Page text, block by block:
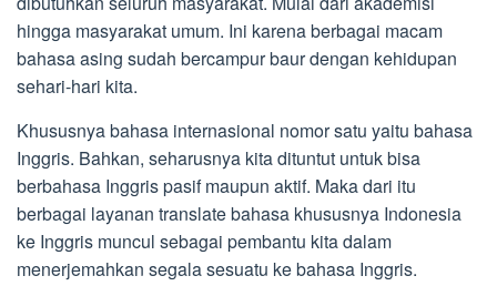
hingga masyarakat umum. Ini karena berbagai macam
bahasa asing sudah bercampur baur dengan kehidupan
sehari-hari kita.
Khususnya bahasa internasional nomor satu yaitu bahasa
Inggris. Bahkan, seharusnya kita dituntut untuk bisa
berbahasa Inggris pasif maupun aktif. Maka dari itu
berbagai layanan translate bahasa khususnya Indonesia
ke Inggris muncul sebagai pembantu kita dalam
menerjemahkan segala sesuatu ke bahasa Inggris.